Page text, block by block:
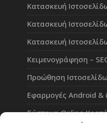
Κατασκευή
Κατασκευή
Κατασκευή
Κειμενογράφηση –
Προώθηση
Εφαρμογές Android &
Σύστημα Online